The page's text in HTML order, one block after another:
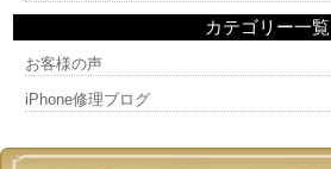
カテゴリー一覧
お客様の声
iPhone修理ブログ